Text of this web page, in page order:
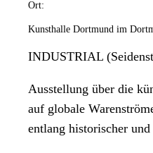
Ort:
Kunsthalle Dortmund im
INDUSTRIAL
Ausstellung über die
auf globale
entlang historischer